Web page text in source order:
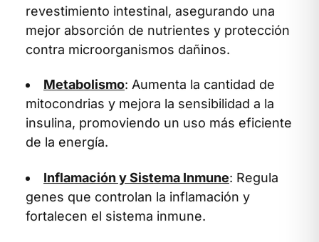
revestimiento intestinal, asegurando una
mejor absorción de nutrientes y protección
contra microorganismos dañinos.
Metabolismo: Aumenta la cantidad de
mitocondrias y mejora la sensibilidad a la
insulina, promoviendo un uso más eficiente
de la energía.
Inflamación y Sistema Inmune: Regula
genes que controlan la inflamación y
fortalecen el sistema inmune.